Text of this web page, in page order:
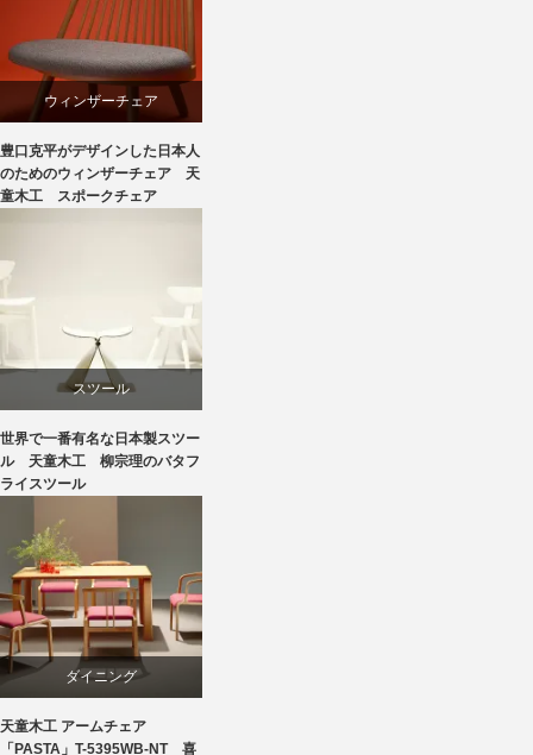
ウィンザーチェア
デザイナーズ
国産
天童木工
成形合板
椅子
豊口克平
豊口克平がデザインした日本人
のためのウィンザーチェア 天
童木工 スポークチェア
スツール
ダイニング
天童木工
成形合板
世界で一番有名な日本製スツー
ル 天童木工 柳宗理のバタフ
ライスツール
ダイニング
ビーチ
天童木工 アームチェア
「PASTA」T-5395WB-NT 喜